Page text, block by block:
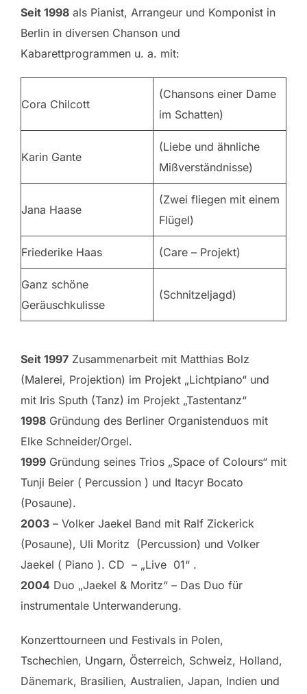
Seit 1998 als Pianist, Arrangeur und Komponist in
Berlin in diversen Chanson und
Kabarettprogrammen u. a. mit:
Cora Chilcott
(Chansons einer Dame
im Schatten)
Karin Gante
(Liebe und ähnliche
Mißverständnisse)
Jana Haase
(Zwei fliegen mit einem
Flügel)
Friederike Haas (Care – Projekt)
Ganz schöne
Geräuschkulisse
(Schnitzeljagd)
Seit 1997 Zusammenarbeit mit Matthias Bolz
(Malerei, Projektion) im Projekt „Lichtpiano“ und
mit Iris Sputh (Tanz) im Projekt „Tastentanz“
1998 Gründung des Berliner Organistenduos mit
Elke Schneider/Orgel.
1999 Gründung seines Trios „Space of Colours“ mit
Tunji Beier ( Percussion ) und Itacyr Bocato
(Posaune).
2003 – Volker Jaekel Band mit Ralf Zickerick
(Posaune), Uli Moritz (Percussion) und Volker
Jaekel ( Piano ). CD – „Live 01“ .
2004 Duo „Jaekel & Moritz“ – Das Duo für
instrumentale Unterwanderung.
Konzerttourneen und Festivals in Polen,
Tschechien, Ungarn, Österreich, Schweiz, Holland,
Dänemark, Brasilien, Australien, Japan, Indien und